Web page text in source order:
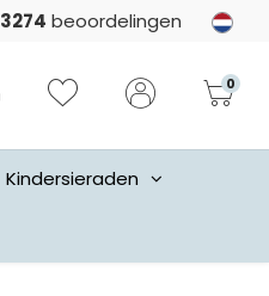
3274 beoordelingen
0
Kindersieraden